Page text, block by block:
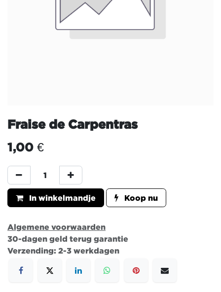
Fraise de Carpentras
1,00 €
In winkelmandje Koop nu
Algemene voorwaarden
30-dagen geld terug garantie
Verzending: 2-3 werkdagen